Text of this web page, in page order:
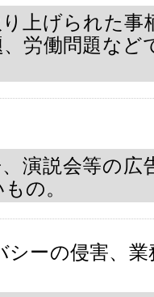
上げられた事
労働問題など
演説会等の広
の。
シーの侵害、